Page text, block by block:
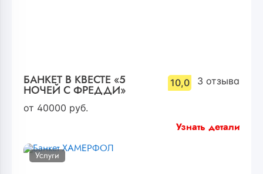
БАНКЕТ В КВЕСТЕ «5
НОЧЕЙ С ФРЕДДИ»
10,0 3 отзыва
от 40000 руб.
Узнать детали
Услуги